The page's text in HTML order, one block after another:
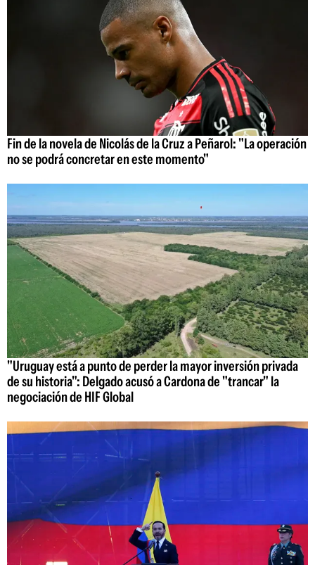
Fin de la novela de Nicolás de la Cruz a Peñarol: "La operación
no se podrá concretar en este momento"
"Uruguay está a punto de perder la mayor inversión privada
de su historia": Delgado acusó a Cardona de "trancar" la
negociación de HIF Global